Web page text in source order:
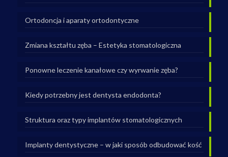
Ortodoncja i aparaty ortodontyczne
Zmiana kształtu zęba – Estetyka stomatologiczna
Ponowne leczenie kanałowe czy wyrwanie zęba?
Kiedy potrzebny jest dentysta endodonta?
Struktura oraz typy implantów stomatologicznych
Implanty dentystyczne – w jaki sposób odbudować kość